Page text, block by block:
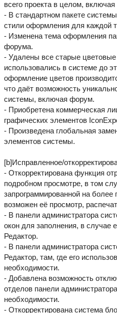
всего проекта в целом,
- В стандартном пакете
стили оформления для каждой
- Изменена тема оформления
форума.
- Удалены все старые
использовались в системе до
оформление цветов
что даёт возможность
системы, включая форум.
- Приобретена коммерческая
графических элементов
- Произведена глобальная
элементов системы.
[b]Исправленное/
- Откорректирована функция
подробном просмотре, в том
запрограммированной на
возможен её просмотр,
- В панели администратора
окон для заполнения, в случае
Редактор.
- В панели администратора
Редактор, там, где его
необходимости.
- Добавлена возможность
отделов панели
необходимости.
- Откорректирована система